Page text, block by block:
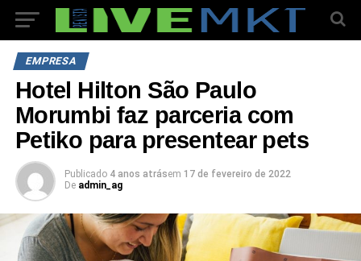
EMPRESA
Hotel Hilton São Paulo
Morumbi faz parceria com
Petiko para presentear pets
Publicado 4 anos atrásem 17 de fevereiro de 2022
De admin_ag